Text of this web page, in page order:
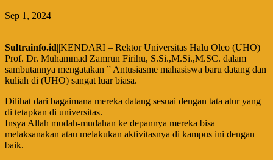
Sep 1, 2024
Sultrainfo.id||KENDARI – Rektor Universitas Halu Oleo (UHO)
Prof. Dr. Muhammad Zamrun Firihu, S.Si.,M.Si.,M.SC. dalam
sambutannya mengatakan ” Antusiasme mahasiswa baru datang dan
kuliah di (UHO) sangat luar biasa.
Dilihat dari bagaimana mereka datang sesuai dengan tata atur yang
di tetapkan di universitas.
Insya Allah mudah-mudahan ke depannya mereka bisa
melaksanakan atau melakukan aktivitasnya di kampus ini dengan
baik.